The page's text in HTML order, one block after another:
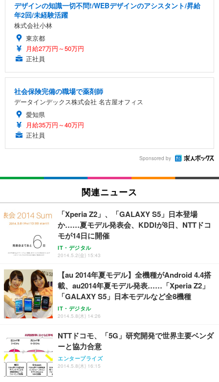
デザインの知識一切不問!/WEBデザインのアシスタント/昇給
年2回/未経験活躍
株式会社小林
東京都
月給27万円～50万円
正社員
社会保険完備の職場で薬剤師
データインデックス株式会社 名古屋オフィス
愛知県
月給35万円～40万円
正社員
Sponsored by
関連ニュース
「Xperia Z2」、「GALAXY S5」日本登場
か……夏モデル発表会、KDDIが8日、NTTドコ
モが14日に開催
IT・デジタル
2014.5.2(金) 15:43
【au 2014年夏モデル】全機種がAndroid 4.4搭
載、au2014年夏モデル発表……「Xperia Z2」
「GALAXY S5」日本モデルなど全8機種
IT・デジタル
2014.5.8(木) 14:26
NTTドコモ、「5G」研究開発で世界主要ベンダ
ーと協力合意
エンタープライズ
2014.5.8(木) 16:15